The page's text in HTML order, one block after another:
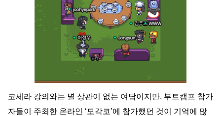
코세라 강의와는 별 상관이 없는 여담이지만, 부트캠프 참가
자들이 주최한 온라인 ‘모각코’에 참가했던 것이 기억에 많